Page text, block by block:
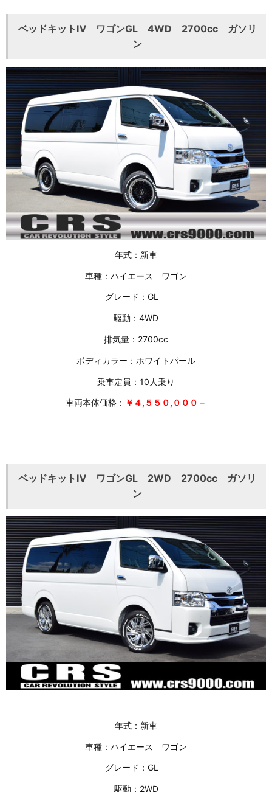
ベッドキットⅣ ワゴンGL 4WD 2700cc ガソリ
ン
年式：新車
車種：ハイエース ワゴン
グレード：GL
駆動：4WD
排気量：2700cc
ボディカラー：ホワイトパール
乗車定員：10人乗り
車両本体価格： ￥４,５５０,０００－
ベッドキットⅣ ワゴンGL 2WD 2700cc ガソリ
ン
年式：新車
車種：ハイエース ワゴン
グレード：GL
駆動：2WD